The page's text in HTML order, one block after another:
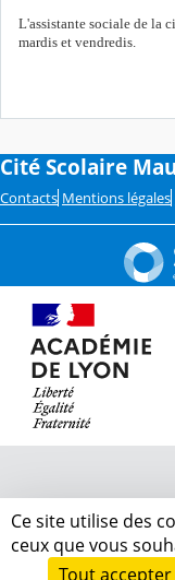
L'assistante sociale de la
mardis et vendredis.
Cité Scolaire
Contacts Mentions légales
Ce site utilise des
ceux que vous
Tout accepter